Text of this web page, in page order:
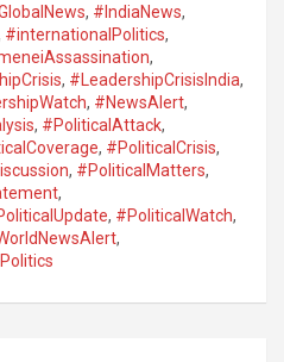
, #IndiaNews,
#internationalPolitics,
,
, #LeadershipCrisisIndia,
, #NewsAlert,
, #PoliticalAttack,
, #PoliticalCrisis,
, #PoliticalMatters,
,
, #PoliticalWatch,
,